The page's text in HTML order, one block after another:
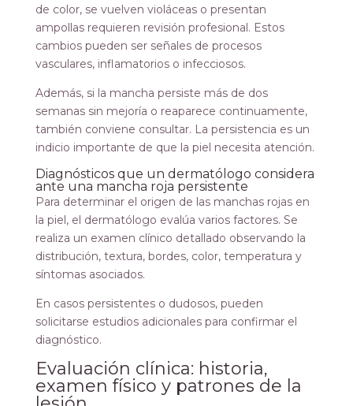
de color, se vuelven violáceas o presentan
ampollas requieren revisión profesional. Estos
cambios pueden ser señales de procesos
vasculares, inflamatorios o infecciosos.
Además, si la mancha persiste más de dos
semanas sin mejoría o reaparece continuamente,
también conviene consultar. La persistencia es un
indicio importante de que la piel necesita atención.
Diagnósticos que un dermatólogo considera
ante una mancha roja persistente
Para determinar el origen de las manchas rojas en
la piel, el dermatólogo evalúa varios factores. Se
realiza un examen clínico detallado observando la
distribución, textura, bordes, color, temperatura y
síntomas asociados.
En casos persistentes o dudosos, pueden
solicitarse estudios adicionales para confirmar el
diagnóstico.
Evaluación clínica: historia,
examen físico y patrones de la